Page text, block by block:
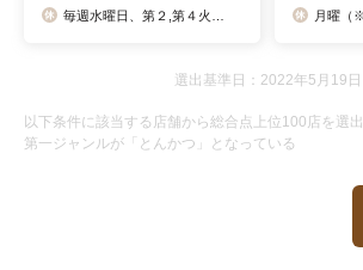
選出基準日：2022年5月19日
以下条件に該当する店舗から総合点上位100店を選出
第一ジャンルが「とんかつ」となっている